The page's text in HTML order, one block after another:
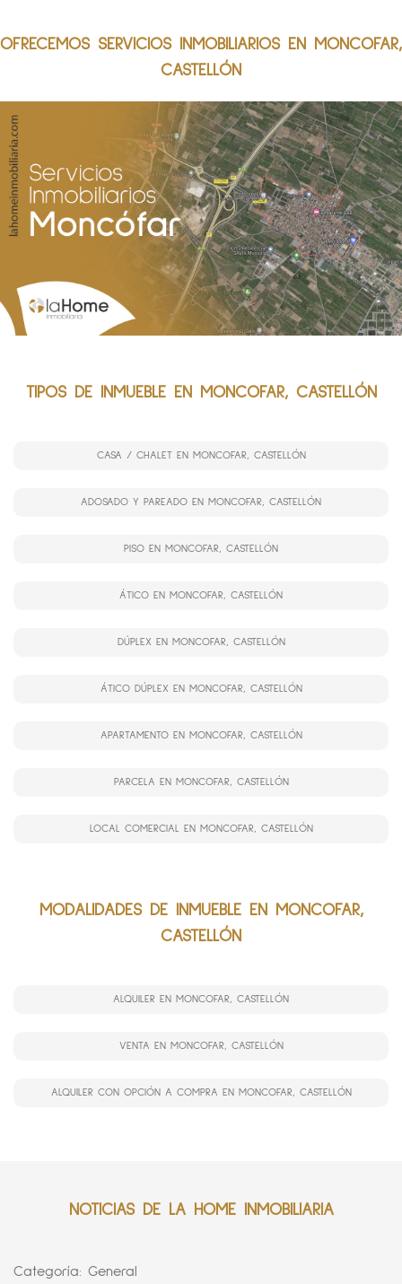
OFRECEMOS SERVICIOS INMOBILIARIOS EN MONCOFAR,
CASTELLÓN
TIPOS DE INMUEBLE EN MONCOFAR, CASTELLÓN
CASA / CHALET EN MONCOFAR, CASTELLÓN
ADOSADO Y PAREADO EN MONCOFAR, CASTELLÓN
PISO EN MONCOFAR, CASTELLÓN
ÁTICO EN MONCOFAR, CASTELLÓN
DÚPLEX EN MONCOFAR, CASTELLÓN
ÁTICO DÚPLEX EN MONCOFAR, CASTELLÓN
APARTAMENTO EN MONCOFAR, CASTELLÓN
PARCELA EN MONCOFAR, CASTELLÓN
LOCAL COMERCIAL EN MONCOFAR, CASTELLÓN
MODALIDADES DE INMUEBLE EN MONCOFAR,
CASTELLÓN
ALQUILER EN MONCOFAR, CASTELLÓN
VENTA EN MONCOFAR, CASTELLÓN
ALQUILER CON OPCIÓN A COMPRA EN MONCOFAR, CASTELLÓN
NOTICIAS DE LA HOME INMOBILIARIA
Categoría: General